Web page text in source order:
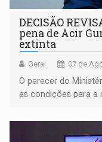
DECISÃO
pena de Acir
extinta
Geral 07 de
O parecer do
as condições para a